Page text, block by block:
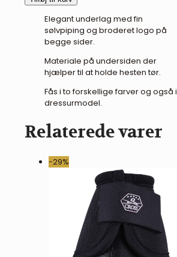
springunderlag
Elegant underlag med fin
sølvpiping og broderet logo på
begge sider.
Materiale på undersiden der
hjælper til at holde hesten tør.
Fås i to forskellige farver og også i
dressurmodel.
Relaterede varer
-29%